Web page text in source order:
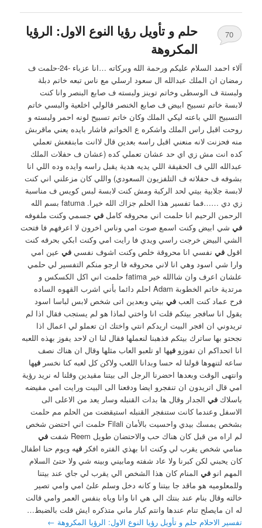
حلم و تأويل رؤيا النوع الاول: الرؤيا
المكروهة
70
آلاء احمد السلام عليكم ورحمة الله وبركاته …انا عزباء -24-حلمت ف
رمضان ان الملك عبدالله ال سعود ارسلي مع ناس تبعه خاتم دبلة
ولبستة ف الوسطى وخاتم توينز ولبسته ف صابع البنصر وانا كنت
لابسة خاتم تسبيح ابيض ف صابع الخنصر قالولي اخلعية والبسي خاتم
التسبيح اللي باعته ليكي الملك وكان خاتم تسبيح لونه احمر ولبسته و
روحت اقبل راس الملك واشكره ع الخواتم فاشار بايده يعني ماقربش
منه فحزنت لانه منعني اقبل راسه بعدين قال لاانت مابنفعش تعملي
كده انت مش زي اي حد عشان تعملي كده (عشان ف حفلات الملك
عبدالله اللي ف الحقيقة اللي يديه هدية يقبل راسه وايده وده اللي انا
بشوفه ف حفلاته ف التلفزيون السعودي) واللي كان مزعلني اني كنت
لابسة جلابية بيتي لحد الركبة ومش كنت لابسة لبس كويس ف مناسبة
زي دي ……فما تفسير هذا الحلم جزاك الله خيرا. fatuma بسم الله
الرحمن الرحيم انا حلمت اني محروقه كاملفي جسمي وكنت ملفوفه
في شي ابيض وكنت اسمع صوت امي وناس اخرون لا اعرفهم فا فتحت
الشي البيض خرجت راسي ويدي فا رايت امي وكنت ابكي بحرقه كنت
اقولفي نفسي انا محروقة خلص وكنت اشوف نفسيفي عين امي
وارا شي اسود وهي انا لاني محروقه فا ارجو منكم التفسير لي حلمي
علشان اعرف وان شاالله خير fatima حلمت اني اكل الكسكس و
مرتدية خاتم الخطوبة Adam احلم دائما بأني اشرب القهوه الساده
فرح عماد كنت العبفي بيتي وبعدين اتى شخص لابس لباسا اسود
يقول انا سافجر بيتكم قلت انا واختي لماذا هو لم يستجب فقال اذا لم
تريدوني ان افجر البيت اريدكم انتي واختك ان تعملو لي اعمال اذا
نجحتو بها ساترك بيتكم فذهبنا لنعملها فقال لنا ان لاحد يفوز بهذه اللعبه
انا اتحداكم ان تفوزوفيها او تلعبو العاب مثلها وقال ان هناك نصف
ساعه لتنهوها قولنا له حسا وبدانا اللعب ولاكن كل لعبه كنا نخسرفيها
وانتهى الوقت وبعدها احضرنا الرجل الى بيتنا مقيدين وقلنا له نريد رؤية
امي قال اتريدون ان تنفجرو ايضا ودفعنا الى البيت ورايت امي مقيضه
باسلاكفي الجدار وقال ها بدات القنبله وسار يعد من الاعلى الى
الاسفل وعندما كانت ستنفجر القنبله استيقضت من الحلم مم حلمت
بشخص يمسك بيدي واحسيت بالأمان Filali حلمت اني احتضن شخص
لم اراه من قبل كان هناك حب والاحتضان طويل Reem شفت
في
منامي شخص يقرب لي وكنت انا بهذي الفتره افكرفيه ويوم حنا اطفال
كان يحبني لكن كبرنا ولا عاد شفته ومابيني وبينه شي ولا حتئ السلام
المهم انوفي المنام كان هذا الشخص الي يقرب لي جاي عند بيتنا
وللمعلوميه هو ماقد جا بيتنا و كانه دخل وسلم علئ امي وامي تصير
خالته وقال بنام عند بنتك الي هي انا وانا وياه بنفس العمر وامي قالت
له ان مايصلح تنام عندها وانتم كبار ماني متذكره ايش قلت بالضبط…
تفسير الاحلام حلم و تأويل رؤيا النوع الاول: الرؤيا المكروهة ←